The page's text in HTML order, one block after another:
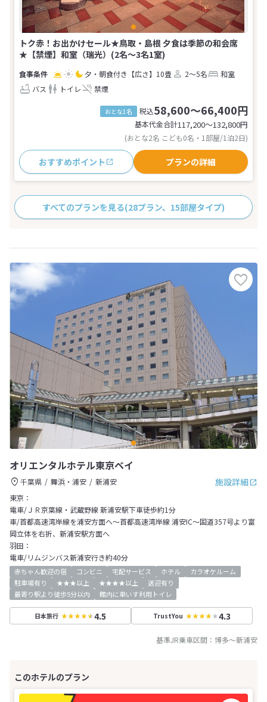
トク赤！お出かけセール★鳥取・島根 夕食は季節の和会席
★【禁煙】和室（瑞光）(2名～3名1室)
夕・朝食付き 【広さ】10畳 2～5名
和室
バス
トイレ 禁煙
おとな1名 税込58,600～66,400円
基本代金合計117,200〜132,800円
(おとな2名 こども0名・1部屋/1泊2日)
おすすめポイント プランの詳細
すべてのプランを見る(28プラン、15部屋タイプ)
オリエンタルホテル東京ベイ
施設詳細
千葉県 舞浜・浦安
新浦安
東京：
電車/ＪＲ京葉線・武蔵野線 新浦安駅下車徒歩約1分
車/首都高速湾岸線を浦安方面へ～首都高速湾岸線 浦安IC～国道357号より富
岡立体を右折、新浦安駅方面へ
羽田：
電車/リムジンバス新浦安行き約40分
赤ちゃん歓迎の宿 コンビニ 宅配サービス ホテル
カラオケルーム
駐車場有り
★★★以上 ★★★★以上
送迎有り
最寄り駅より徒歩5分以内
館内に車いす利用トイレ
日本旅行 4.5 TrustYou 4.3
基準JR乗車区間： 博多～新浦安